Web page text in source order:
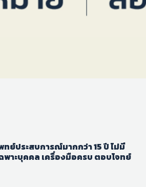
ย์ประสบการณ์มากกว่า 15 ปี ไม่มี
าะบุคคล เครื่องมือครบ ตอบโจทย์